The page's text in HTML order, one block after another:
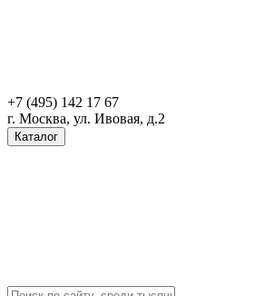
+7 (495) 142 17 67
г. Москва, ул. Ивовая, д.2
Каталог